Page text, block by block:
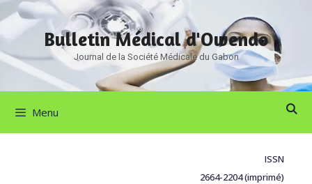
Bulletin Médical d'Owendo
Journal de la Société Médicale du Gabon
Menu
ISSN
2664-2204 (imprimé)